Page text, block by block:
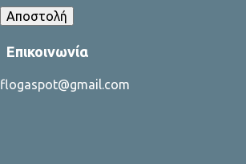
Επικοινωνία
flogaspot@gmail.com